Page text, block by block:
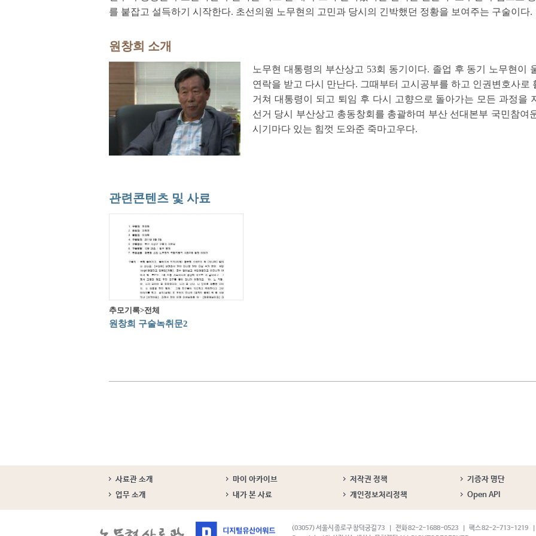
를 붙잡고 설득하기 시작한다. 초선의원 노무현의 고민과 당시의 긴박했던 정황을 보여주는 구술이다.
원창희 소개
노무현 대통령의 부산상고 53회 동기이다. 졸업 후 동기 노무현이
연락을 받고 다시 만난다. 그때부터 고시공부를 하고 인권변호사로
거쳐 대통령이 되고 퇴임 후 다시 고향으로 돌아가는 모든 과정을
선거 당시 부산상고 총동창회를 총괄하며 부산 선대본부 국민참여
시기마다 있는 힘껏 도와준 죽마고우다.
관련콘텐츠 및 사료
추모기록>전체
원창희 구술녹취문2
사료관 소개 마이 아카이브 저작권 정책
기증자 명단
업무 소개
내가 본 사료 개인정보처리정책 Open API
(03057) 서울시 종로구 창덕궁길 73 전화 82-2-1688-0523
팩스 82-2-713-1219